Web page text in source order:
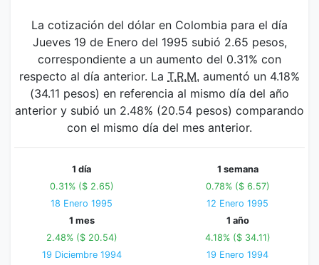
La cotización del dólar en Colombia para el día
Jueves 19 de Enero del 1995 subió 2.65 pesos,
correspondiente a un aumento del 0.31% con
respecto al día anterior. La T.R.M. aumentó un 4.18%
(34.11 pesos) en referencia al mismo día del año
anterior y subió un 2.48% (20.54 pesos) comparando
con el mismo día del mes anterior.
1 día
0.31% ($ 2.65)
18 Enero 1995
1 semana
0.78% ($ 6.57)
12 Enero 1995
1 mes
2.48% ($ 20.54)
19 Diciembre 1994
1 año
4.18% ($ 34.11)
19 Enero 1994